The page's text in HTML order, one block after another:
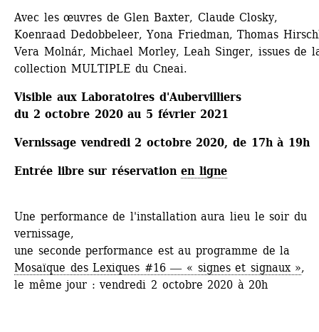
Avec les œuvres de Glen Baxter, Claude Closky,
Koenraad Dedobbeleer, Yona Friedman, Thomas
Vera Molnár, Michael Morley, Leah Singer, issues de
collection MULTIPLE du Cneai.
Visible aux Laboratoires d'Aubervilliers
du 2 octobre 2020 au 5 février 2021
Vernissage vendredi 2 octobre 2020, de 17h à 19h
Entrée libre sur réservation en ligne
Une performance de l'installation aura lieu le soir du
vernissage,
une seconde performance est au programme de la
Mosaïque des Lexiques #16 ― « signes et signaux »,
le même jour : vendredi 2 octobre 2020 à 20h